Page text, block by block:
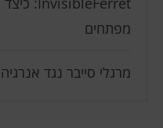
מפתחים
מרגלי סייבר נגד